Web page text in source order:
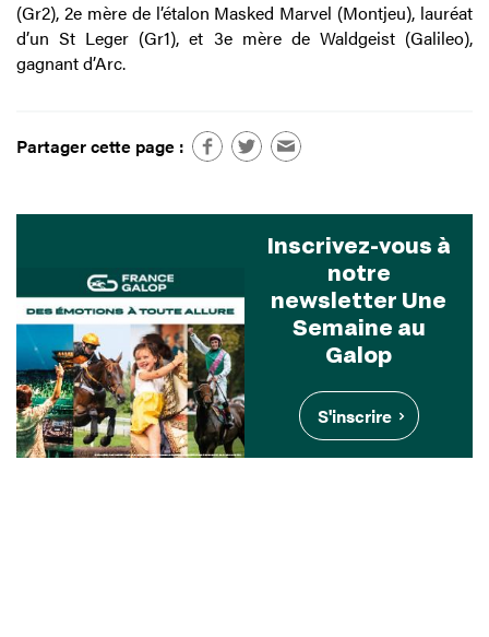
(Gr2), 2e mère de l’étalon Masked Marvel (Montjeu), lauréat
d’un St Leger (Gr1), et 3e mère de Waldgeist (Galileo),
gagnant d’Arc.
Partager cette page :
Inscrivez-vous à
notre
newsletter Une
Semaine au
Galop
S'inscrire